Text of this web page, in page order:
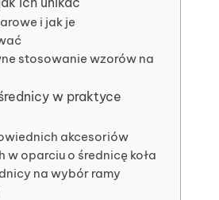
i jak je
stosowanie wzorów na
w praktyce
akcesoriów
w oparciu o średnicę koła
na wybór ramy